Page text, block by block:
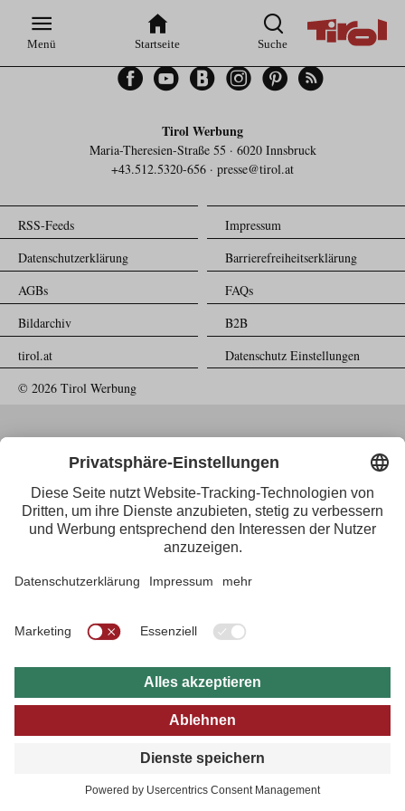
Hauptnavigation
Inhaltsbereich
Menü Startseite Suche
Tirol Werbung
Maria-Theresien-Straße 55 · 6020 Innsbruck
+43.512.5320-656 · presse@tirol.at
RSS-Feeds
Impressum
Datenschutzerklärung
Barrierefreiheitserklärung
AGBs
FAQs
Bildarchiv
B2B
tirol.at
Datenschutz Einstellungen
FacebookYouTubeBloggerInstagramPinterestFeed
© 2026 Tirol Werbung